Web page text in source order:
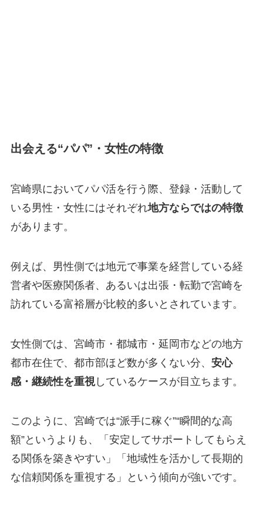
出会える“パパ”・女性の特徴
宮崎県においてパパ活を行う際、登録・活動して
いる男性・女性にはそれぞれ地方ならではの特徴
があります。
例えば、男性側では地元で事業を経営している経
営者や医療関係者、あるいは出張・転勤で宮崎を
訪れている富裕層が比較的多いとされています。
女性側では、宮崎市・都城市・延岡市などの地方
都市在住で、都市部ほど数が多くない分、 安心
感・継続性を重視しているケースが目立ちます。
このように、宮崎では“派手に稼ぐ”“瞬間的な高
額”というよりも、「安定してサポートしてもらえ
る関係を築きやすい」「地域性を活かして長期的
な信頼関係を重視する」という傾向が強いです。